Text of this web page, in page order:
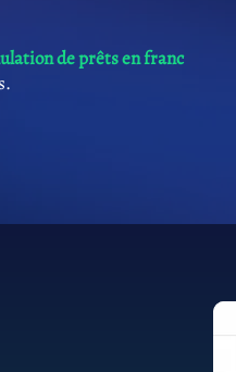
de prêts en franc